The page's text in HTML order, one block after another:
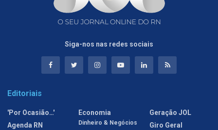
Siga-nos nas redes sociais
Editoriais
'Por Ocasião…'
Agenda RN
Economia
Dinheiro & Negócios
Geração JOL
Giro Geral